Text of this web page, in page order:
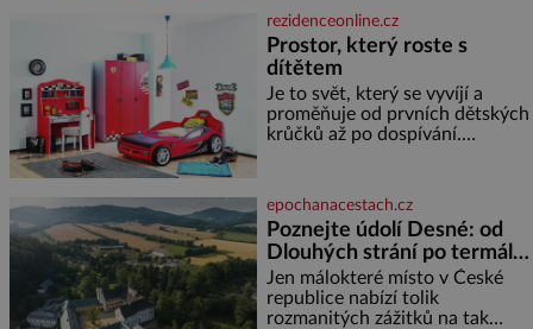
dyž se nám tropy zaryjí pod
kůži, hledáme úlevu v bazénu
nebo pomocí klimatizace. Jenže
ne vždycky můžeme být v jejich
blízkosti. Nemusíte však zoufat.
Pokud budete mít promyšlený
jídelníček, žadné pařáky si na
rezidenceonline.cz
Prostor, který roste s
dítětem
Je to svět, který se vyvíjí a
proměňuje od prvních dětských
krůčků až po dospívání.
soustředění i odpočinek a
reaguje na každou etapu života
a specifické potřeby dítěte. Pro
nejmenší je klíčová
jednoduchost, měkkost a
bezpečí, proto by pokoj
miminka měl působit především
epochanacestach.cz
Poznejte údolí Desné: od
Dlouhých strání po termální
prameny
Jen málokteré místo v České
republice nabízí tolik
rozmanitých zážitků na tak